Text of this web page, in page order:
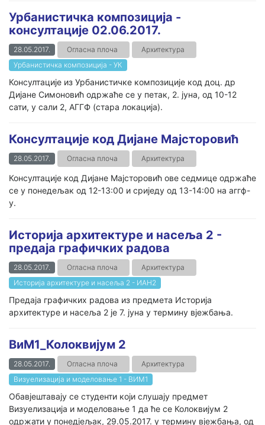
Урбанистичка композиција -
консултације 02.06.2017.
28.05.2017. Огласна плоча
Архитектура
Урбанистичка композиција - УК
Консултације из Урбанистичке композиције код доц. др
Дијане Симоновић одржаће се у петак, 2. јуна, од 10-12
сати, у сали 2, АГГФ (стара локација).
Консултације код Дијане Мајсторовић
28.05.2017. Огласна плоча Архитектура
Консултације код Дијане Мајсторовић ове седмице одржаће
се у понедељак од 12-13:00 и сриједу од 13-14:00 на аггф-
у.
Историја архитектуре и насеља 2 -
предаја графичких радова
28.05.2017. Огласна плоча
Архитектура
Историја архитектуре и насеља 2 - ИАН2
Предаја графичких радова из предмета Историја
архитектуре и насеља 2 је 7. јуна у термину вјежбања.
ВиМ1_Колоквијум 2
28.05.2017. Огласна плоча
Архитектура
Визуелизација и моделовање 1 - ВИМ1
Обавјештавају се студенти који слушају предмет
Визуелизација и моделовање 1 да ће се Колоквијум 2
одржати у понедјељак, 29.05.2017. у термину вјежбања, од